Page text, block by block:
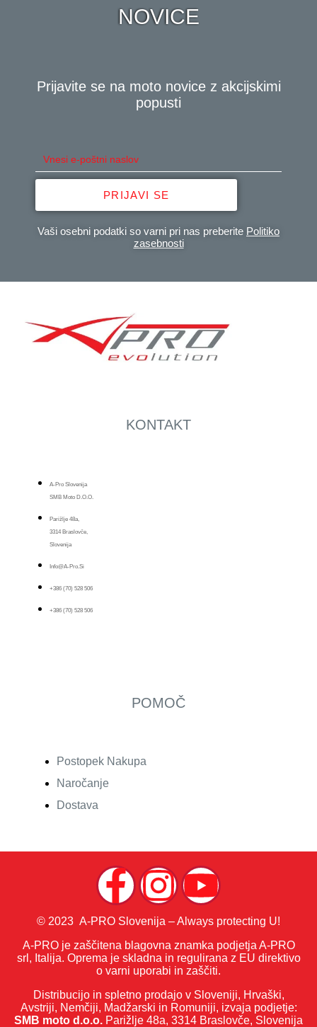
NOVICE
Prijavite se na moto novice z akcijskimi
popusti
PRIJAVI SE
Vaši osebni podatki so varni pri nas preberite Politiko
zasebnosti
KONTAKT
A-Pro Slovenija
SMB Moto D.o.o.
Parižlje 48a,
3314 Braslovče,
Slovenija
Info@a-Pro.si
+386 (70) 528 506
+386 (70) 528 506
POMOČ
Postopek Nakupa
Naročanje
Dostava
© 2023 A-PRO Slovenija – Always protecting U!
A-PRO je zaščitena blagovna znamka podjetja A-PRO
srl, Italija. Oprema je skladna in regulirana z EU direktivo
o varni uporabi in zaščiti.
Distribucijo in spletno prodajo v Sloveniji, Hrvaški,
Avstriji, Nemčiji, Madžarski in Romuniji, izvaja podjetje:
SMB moto d.o.o. Parižlje 48a, 3314 Braslovče, Slovenija